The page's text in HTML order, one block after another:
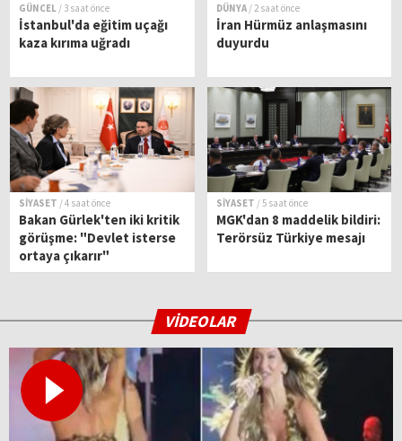
GÜNCEL / 3 saat önce
İstanbul'da eğitim uçağı
kaza kırıma uğradı
DÜNYA / 2 saat önce
İran Hürmüz anlaşmasını
duyurdu
SİYASET / 4 saat önce
Bakan Gürlek'ten iki kritik
görüşme: "Devlet isterse
ortaya çıkarır"
SİYASET / 5 saat önce
MGK'dan 8 maddelik bildiri:
Terörsüz Türkiye mesajı
VİDEOLAR